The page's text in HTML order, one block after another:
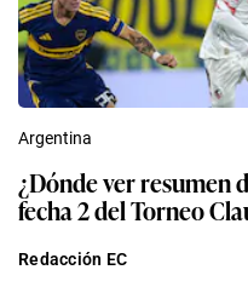
Argentina
¿Dónde ver resumen
fecha 2 del Torneo
Redacción EC